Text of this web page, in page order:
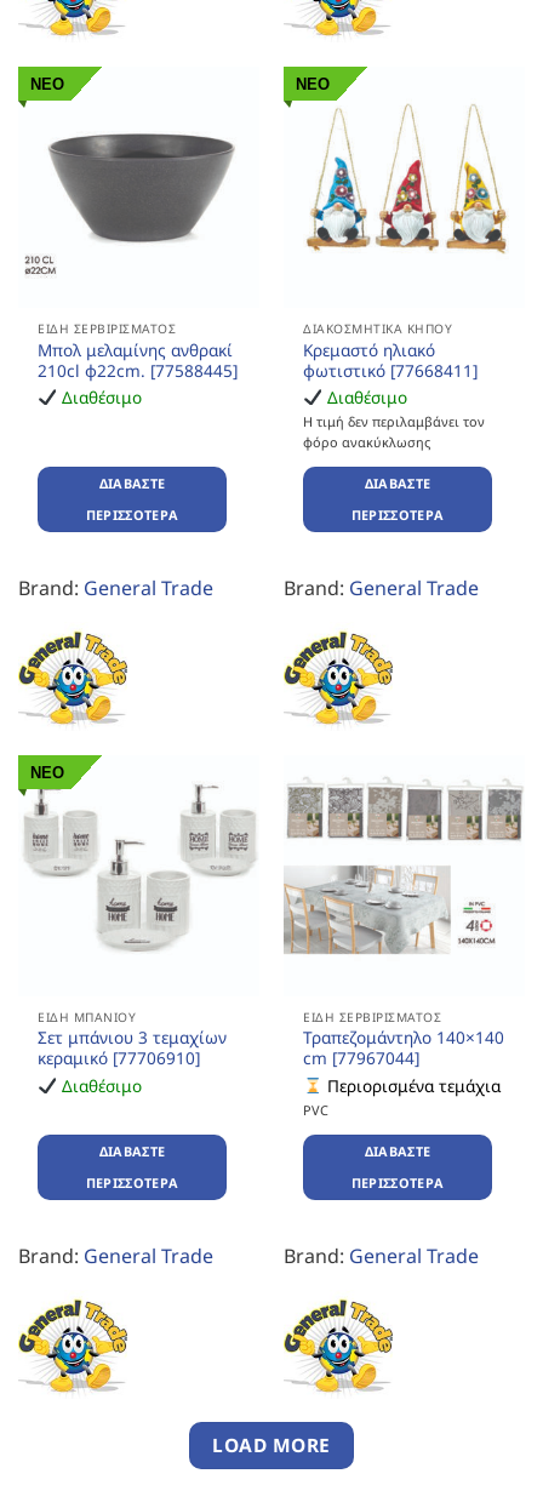
ΝΕΟ
ΕΊΔΗ ΣΕΡΒΙΡΊΣΜΑΤΟΣ
Μπολ μελαμίνης ανθρακί
210cl φ22cm. [77588445]
Διαθέσιμο
ΔΙΑΒΆΣΤΕ
ΠΕΡΙΣΣΌΤΕΡΑ
Brand: General Trade
ΝΕΟ
ΔΙΑΚΟΣΜΗΤΙΚΆ ΚΉΠΟΥ
Κρεμαστό ηλιακό
φωτιστικό [77668411]
Διαθέσιμο
Η τιμή δεν περιλαμβάνει τον
φόρο ανακύκλωσης
ΔΙΑΒΆΣΤΕ
ΠΕΡΙΣΣΌΤΕΡΑ
Brand: General Trade
ΝΕΟ
ΕΊΔΗ ΜΠΆΝΙΟΥ
Σετ μπάνιου 3 τεμαχίων
κεραμικό [77706910]
Διαθέσιμο
ΔΙΑΒΆΣΤΕ
ΠΕΡΙΣΣΌΤΕΡΑ
Brand: General Trade
ΕΊΔΗ ΣΕΡΒΙΡΊΣΜΑΤΟΣ
Τραπεζομάντηλο 140×140
cm [77967044]
Περιορισμένα τεμάχια
PVC
ΔΙΑΒΆΣΤΕ
ΠΕΡΙΣΣΌΤΕΡΑ
Brand: General Trade
LOAD MORE